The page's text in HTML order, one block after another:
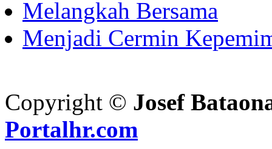
Melangkah Bersama
Menjadi Cermin
Copyright © Josef
Portalhr.com